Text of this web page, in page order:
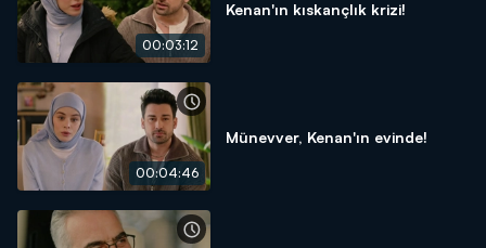
00:03:12
Kenan'ın kıskançlık krizi!
00:04:46
Münevver, Kenan'ın evinde!